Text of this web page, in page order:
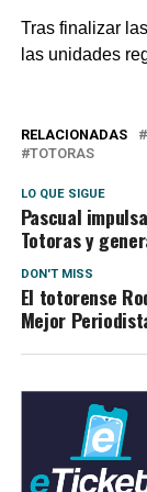
Tras finalizar
las unidades
RELACIONADAS
TOTORAS
LO QUE SIGUE
Pascual
Totoras y
DON'T MISS
El totorense
Mejor